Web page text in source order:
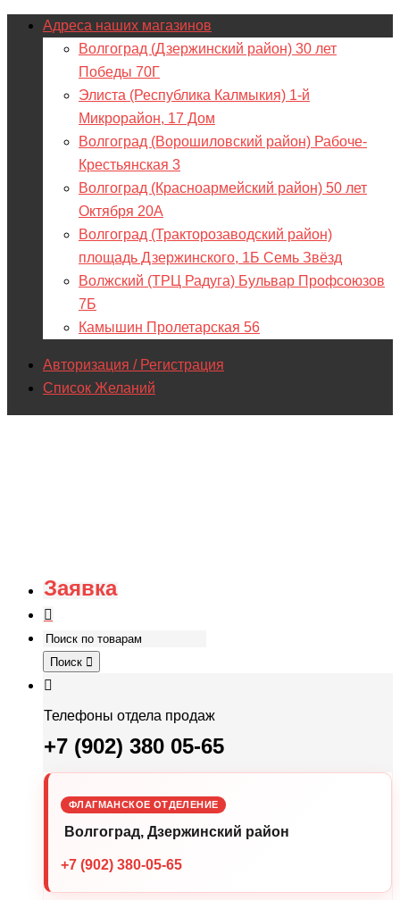
Адреса наших магазинов
Волгоград (Дзержинский район) 30 лет
Победы 70Г
Элиста (Республика Калмыкия) 1-й
Микрорайон, 17 Дом
Волгоград (Ворошиловский район) Рабоче-
Крестьянская 3
Волгоград (Красноармейский район) 50 лет
Октября 20А
Волгоград (Тракторозаводский район)
площадь Дзержинского, 1Б Семь Звёзд
Волжский (ТРЦ Радуга) Бульвар Профсоюзов
7Б
Камышин Пролетарская 56
Авторизация / Регистрация
Список Желаний
Заявка
Поиск
Телефоны отдела продаж
+7 (902) 380 05-65
ФЛАГМАНСКОЕ ОТДЕЛЕНИЕ
Волгоград, Дзержинский район
+7 (902) 380-05-65